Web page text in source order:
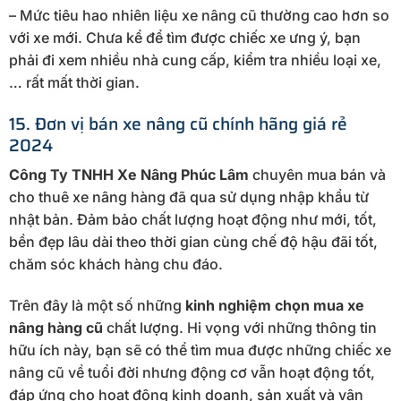
– Mức tiêu hao nhiên liệu xe nâng cũ thường cao hơn so
với xe mới. Chưa kể để tìm được chiếc xe ưng ý, bạn
phải đi xem nhiều nhà cung cấp, kiểm tra nhiều loại xe,
… rất mất thời gian.
15. Đơn vị bán xe nâng cũ chính hãng giá rẻ
2024
Công Ty TNHH Xe Nâng Phúc Lâm chuyên mua bán và
cho thuê xe nâng hàng đã qua sử dụng nhập khẩu từ
nhật bản. Đảm bảo chất lượng hoạt động như mới, tốt,
bền đẹp lâu dài theo thời gian cùng chế độ hậu đãi tốt,
chăm sóc khách hàng chu đáo.
Trên đây là một số những kinh nghiệm chọn mua xe
nâng hàng cũ chất lượng. Hi vọng với những thông tin
hữu ích này, bạn sẽ có thể tìm mua được những chiếc xe
nâng cũ về tuổi đời nhưng động cơ vẫn hoạt động tốt,
đáp ứng cho hoạt động kinh doanh, sản xuất và vận